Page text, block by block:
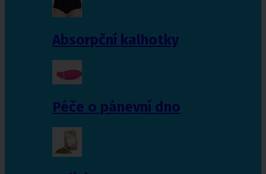
Absorpční kalhotky
Péče o pánevní dno